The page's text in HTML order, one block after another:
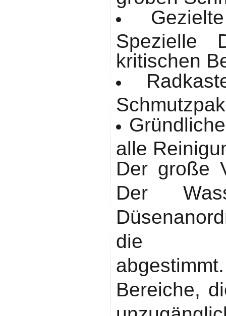
Spezielle
kritischen
alle
Der große
Der
die
Bereiche,